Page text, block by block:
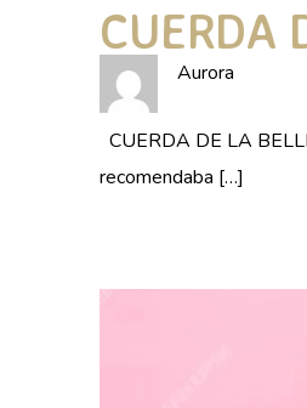
CUERDA
Aurora
CUERDA DE LA
recomendaba […]